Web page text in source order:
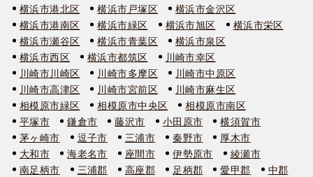
横浜市港北区
横浜市戸塚区
横浜市金沢区
横浜市港南区
横浜市緑区 横浜市旭区
横浜市栄区
横浜市瀬谷区
横浜市青葉区
横浜市泉区
横浜市西区
横浜市都筑区
川崎市幸区
川崎市川崎区
川崎市多摩区
川崎市中原区
川崎市高津区
川崎市宮前区
川崎市麻生区
相模原市緑区
相模原市中央区
相模原市南区
平塚市
鎌倉市 藤沢市 小田原市
横須賀市
茅ヶ崎市
逗子市 三浦市 秦野市
厚木市
大和市
海老名市 座間市 伊勢原市
綾瀬市
南足柄市
三浦郡 高座郡 足柄郡 愛甲郡 中郡